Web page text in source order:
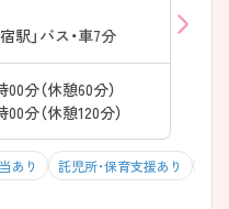
駅」バス・車7分
分（休憩60分）
分（休憩120分）
あり 託児所・保育支援あり